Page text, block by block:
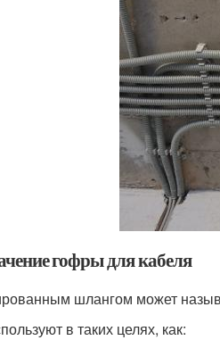
гофры для кабеля
шлангом может
в таких целях, как: